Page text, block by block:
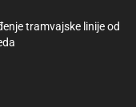
tramvajske linije od